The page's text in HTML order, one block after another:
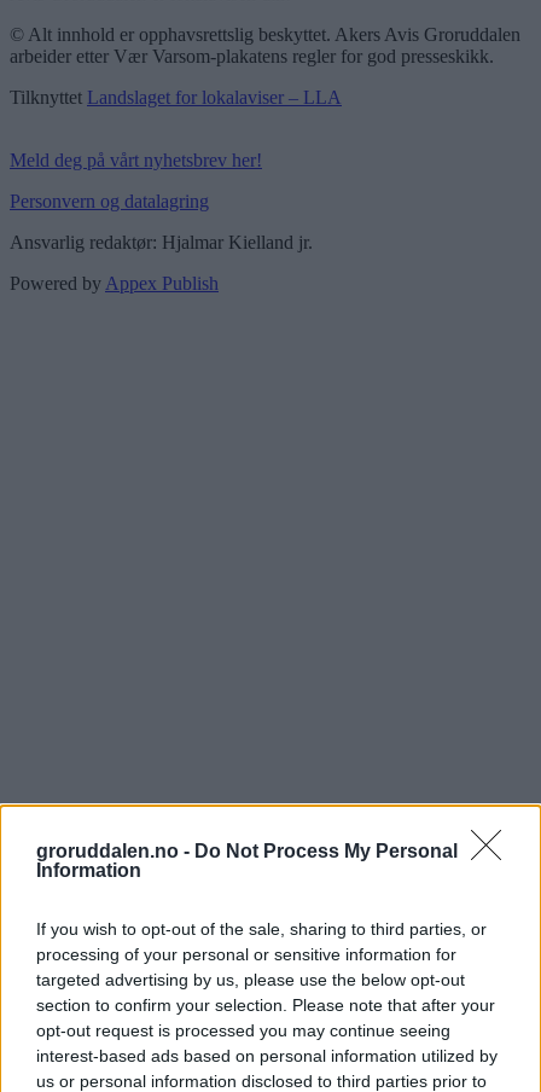
groruddalen.no - Do Not Process My Personal
Information
If you wish to opt-out of the sale, sharing to third parties, or
processing of your personal or sensitive information for
targeted advertising by us, please use the below opt-out
section to confirm your selection. Please note that after your
opt-out request is processed you may continue seeing
interest-based ads based on personal information utilized by
us or personal information disclosed to third parties prior to
© Alt innhold er opphavsrettslig beskyttet. Akers Avis Groruddalen
arbeider etter Vær Varsom-plakatens regler for god presseskikk.
Tilknyttet Landslaget for lokalaviser – LLA
Meld deg på vårt nyhetsbrev her!
Personvern og datalagring
Ansvarlig redaktør: Hjalmar Kielland jr.
Powered by Appex Publish